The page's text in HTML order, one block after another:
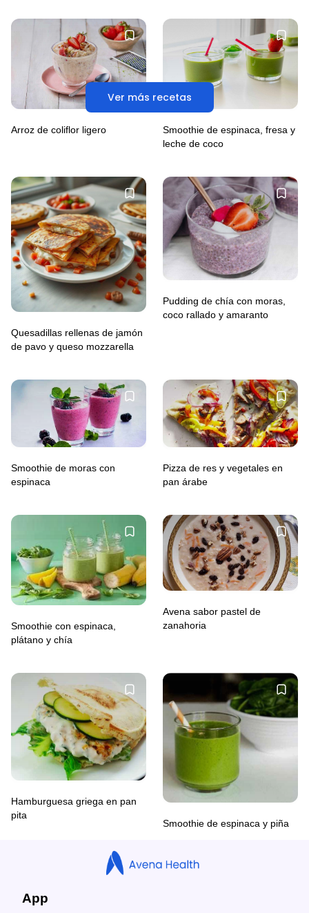
Ver más recetas
Arroz de coliflor ligero
Smoothie de espinaca, fresa y
leche de coco
Quesadillas rellenas de jamón
de pavo y queso mozzarella
Pudding de chía con moras,
coco rallado y amaranto
Smoothie de moras con
espinaca
Pizza de res y vegetales en
pan árabe
Smoothie con espinaca,
plátano y chía
Avena sabor pastel de
zanahoria
Hamburguesa griega en pan
pita
Smoothie de espinaca y piña
App